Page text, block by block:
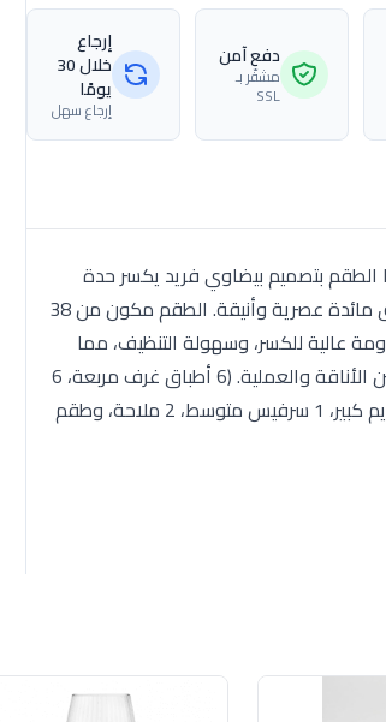
دفع آمن
مشفّر بـ
SSL
إرجاع
خلال 30
يومًا
إرجاع سهل
بتصميم بيضاوي فريد يكسر حدة
الأطباق التقليدية، مع مزيج لوني مريح يجمع بين البيج والكافيه، مما يجعله خياراً ممتازاً لتنسيق مائدة عصرية وأنيقة. الطقم مكون من 38
عالية للكسر، وسهولة التنظيف، مما
يجعله الخيار الأمثل للعائلات والاستخدام المكثف في المطبخ. يضفي هذا الطقم توازناً مثالياً بين الأناقة والعملية. (6 أطباق غرف مربعة، 6
أطباق مسطحة، 6 أطباق غميقة، 6 بولات شوربة صغيرة، 1 بوله كبيرة بالغطاء، 1 سرفيس تقديم كبير، 1 سرفيس متوسط، 2 ملاحة، وطقم